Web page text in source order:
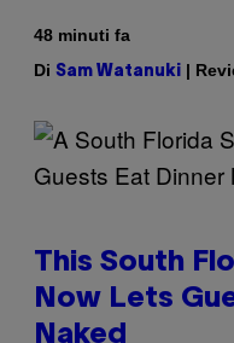
48 minuti fa
Di Sam Watanuki |
This South
Now Lets
Naked